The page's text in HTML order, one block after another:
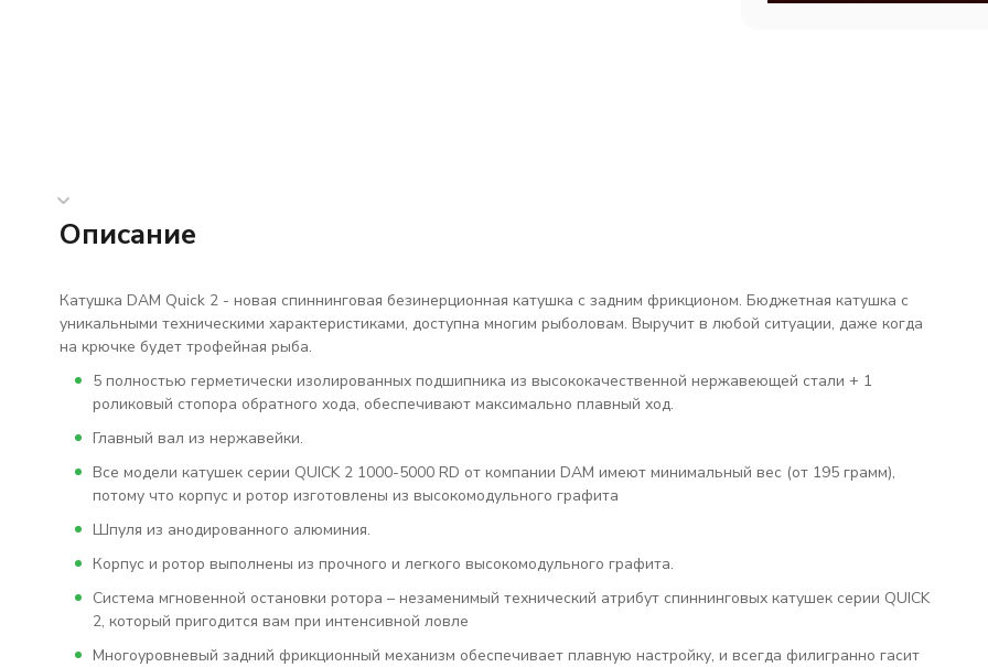
Описание
Катушка DAM Quick 2 - новая спиннинговая безинерционная катушка с задним фрикционом. Бюджетная катушка с
уникальными техническими характеристиками, доступна многим рыболовам. Выручит в любой ситуации, даже когда
на крючке будет трофейная рыба.
5 полностью герметически изолированных подшипника из высококачественной нержавеющей стали + 1
роликовый стопора обратного хода, обеспечивают максимально плавный ход.
Главный вал из нержавейки.
Все модели катушек серии QUICK 2 1000-5000 RD от компании DAM имеют минимальный вес (от 195 грамм),
потому что корпус и ротор изготовлены из высокомодульного графита
Шпуля из анодированного алюминия.
Корпус и ротор выполнены из прочного и легкого высокомодульного графита.
Система мгновенной остановки ротора – незаменимый технический атрибут спиннинговых катушек серии QUICK
2, который пригодится вам при интенсивной ловле
Многоуровневый задний фрикционный механизм обеспечивает плавную настройку, и всегда филигранно гасит